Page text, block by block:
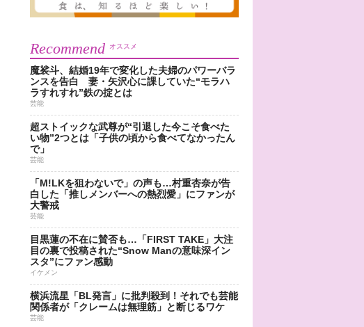
Recommend オススメ
魔裟斗、結婚19年で変化した夫婦のパワーバラ
ンスを告白 妻・矢沢心に課していた“モラハ
ラすれすれ”鉄の掟とは
芸能
超ストイックな武尊が“引退した今こそ食べた
い物”2つとは「子供の頃から食べてなかったん
で」
芸能
「M!LKを狙わないで」の声も…村重杏奈が告
白した「推しメンバーへの熱烈愛」にファンが
大警戒
芸能
目黒蓮の不在に賛否も…「FIRST TAKE」大注
目の裏で投稿された“Snow Manの意味深イン
スタ”にファン感動
イケメン
横浜流星「BL発言」に批判殺到！それでも芸能
関係者が「クレームは無理筋」と断じるワケ
芸能